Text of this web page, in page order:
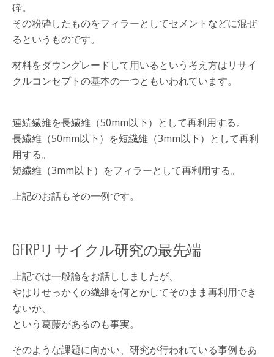
砕。
その粉砕したものをフィラーとしてセメントなどに混ぜ
るというものです。
材料をダウングレードして用いるという考え方はリサイ
クルコンセプトの基本の一つともいわれています。
連続繊維を長繊維（50mm以下）として再利用する。
長繊維（50mm以下）を短繊維（3mm以下）として再利
用する。
短繊維（3mm以下）をフィラーとして再利用する。
上記のお話もその一例です。
GFRPリサイクル研究の最先端
上記では一般論をお話ししましたが、
やはりせっかくの繊維を何とかしてそのまま再利用でき
ないか、
という葛藤があるのも事実。
そのような課題に向かい、研究が行われている事例もあ